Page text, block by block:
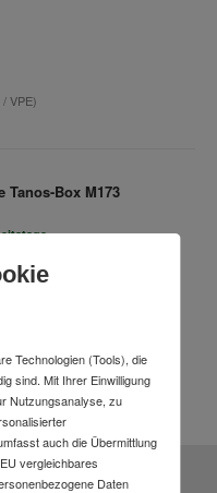
VPE)
Tanos-Box M173
Technologien (Tools), die
sind. Mit Ihrer Einwilligung
Nutzungsanalyse, zu
auch die Übermittlung
vergleichbares
Daten